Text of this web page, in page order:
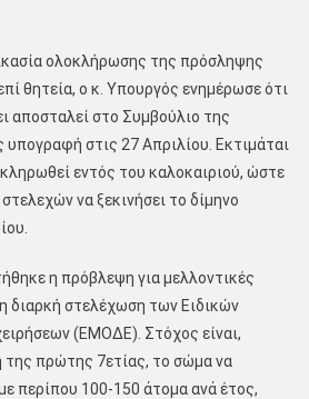
ολοκλήρωσης της πρόσληψης
θητεία, ο κ. Υπουργός ενημέρωσε ότι
αποσταλεί στο Συμβούλιο της
υπογραφή στις 27 Απριλίου. Εκτιμάται
εντός του καλοκαιριού, ώστε
να ξεκινήσει το δίμηνο
η πρόβλεψη για μελλοντικές
διαρκή στελέχωση των Ειδικών
(ΕΜΟΔΕ). Στόχος είναι,
της πρώτης 7ετίας, το σώμα να
περίπου 100-150 άτομα ανά έτος,